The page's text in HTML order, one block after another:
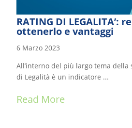
RATING DI LEGALITA’:
ottenerlo e vantaggi
6 Marzo 2023
All’interno del più largo tema
di Legalità è un indicatore ...
Read More